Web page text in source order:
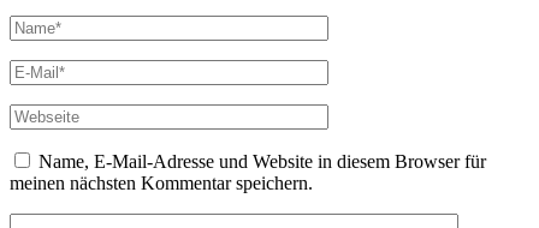
Name, E-Mail-Adresse und Website in diesem Browser für
meinen nächsten Kommentar speichern.